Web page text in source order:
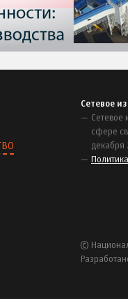
Сетевое
Сетевое
сфере
декабря
©